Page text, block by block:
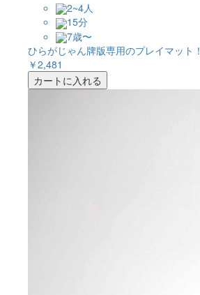
2~4人
15分
7歳〜
ひらがじゃん牌版専用のプレイマット！
￥2,481
カートに入れる